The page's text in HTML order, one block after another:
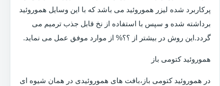
پرکاربرد شده لیزر هموروئید می باشد که با این وسایل هموروئید
برداشته شده و سپس با استفاده از نخ قابل جذب ترمیم می
گردد.این روش در بیشتر از ؟؟% از موارد موفق عمل می نماید.
هموروئید کتومی باز
در هموروئید کتومی باز،بافت های هموروئیدی در همان شیوه ای